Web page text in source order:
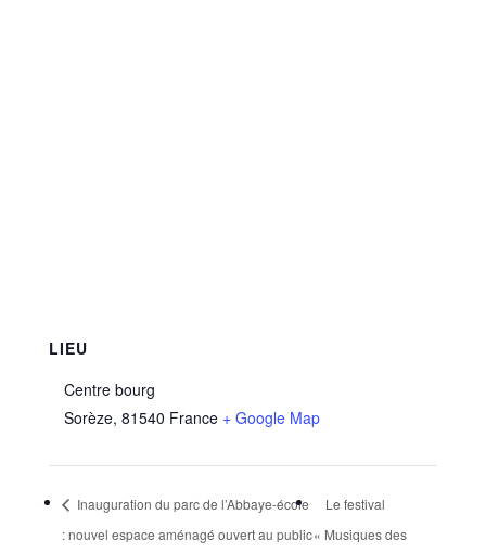
LIEU
Centre bourg
Sorèze, 81540 France + Google Map
Inauguration du parc de l’Abbaye-école
: nouvel espace aménagé ouvert au public
Le festival
« Musiques des